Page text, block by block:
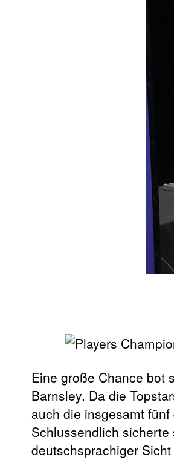
Eine große Chance bot
Barnsley. Da die
auch die insgesamt
Schlussendlich sicherte
deutschsprachiger